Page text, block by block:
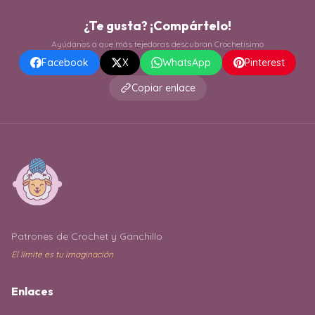
¿Te gusta? ¡Compártelo!
Ayúdanos a que más tejedoras descubran Crochetísimo
Facebook X WhatsApp
Pinterest
Copiar enlace
Patrones de Crochet y Ganchillo
El límite es tu imaginación
Enlaces